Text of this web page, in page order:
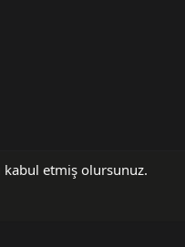
ve kurallar Gizlilik politikası
kabul etmiş olursunuz.